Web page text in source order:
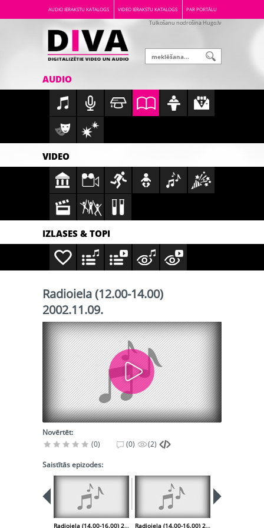
AUDIO IERAKSTU KATALOGS VIDEO IERAKSTU KATALOGS PAR PORTĀLU
Tulkošanu nodrošina Hugo.lv
AUDIO
VIDEO
IZLASES & TOPI
Radioiela (12.00-14.00)
2002.11.09.
Novērtēt:
(0)
(0) (2)
Saistītās epizodes:
Radioiela (14.00-16.00) 2002.11.02. Radioiela (14.00-16.00) 2002.11.09.